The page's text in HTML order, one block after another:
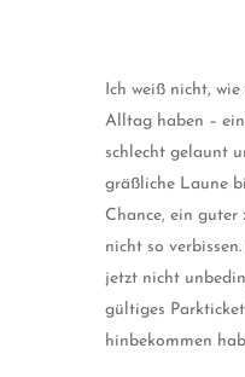
Ich weiß nicht,
Alltag haben –
schlecht gelaunt
gräßliche Laune
Chance, ein
nicht so
jetzt nicht
gültiges
hinbekommen